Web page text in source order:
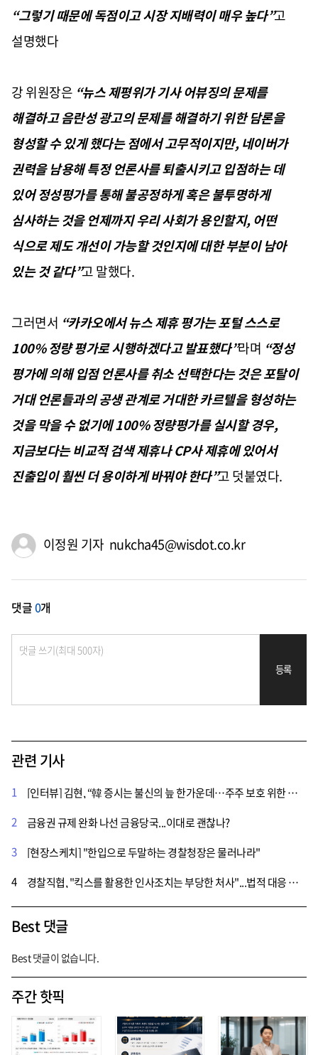
“그렇기 때문에 독점이고 시장 지배력이 매우 높다”고
설명했다
강 위원장은 “뉴스 제평위가 기사 어뷰징의 문제를
해결하고 음란성 광고의 문제를 해결하기 위한 담론을
형성할 수 있게 했다는 점에서 고무적이지만,네이버가
권력을 남용해 특정 언론사를 퇴출시키고 입점하는 데
있어 정성평가를 통해 불공정하게 혹은 불투명하게
심사하는 것을 언제까지 우리 사회가 용인할지,어떤
식으로 제도 개선이 가능할 것인지에 대한 부분이 남아
있는 것 같다”고 말했다.
그러면서 “카카오에서 뉴스 제휴 평가는 포털 스스로
100%정량 평가로 시행하겠다고 발표했다”라며 “정성
평가에 의해 입점 언론사를 취소 선택한다는 것은 포탈이
거대 언론들과의 공생 관계로 거대한 카르텔을 형성하는
것을 막을 수 없기에100%정량평가를 실시할 경우,
지금보다는 비교적 검색 제휴나CP사 제휴에 있어서
진출입이 훨씬 더 용이하게 바꿔야 한다”고 덧붙였다.
이정원 기자 nukcha45@wisdot.co.kr
댓글0개
등록
관련 기사
1
[인터뷰] 김현, “韓 증시는 불신의 늪 한가운데…주주 보호 위한 해결책 마련해야”
2
금융권 규제 완화 나선 금융당국...이대로 괜찮나?
3
[현장스케치] "한입으로 두말하는 경찰청장은 물러나라"
4
경찰직협, "킥스를 활용한 인사조치는 부당한 처사"...법적 대응 시사
Best 댓글
Best 댓글이 없습니다.
주간 핫픽